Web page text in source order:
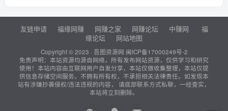
友链申请 福缘网赚 网赚之家 网赚论坛 中赚网
福
缘论坛
网站地图
Copyright © 2023 · 吾图资源网 闽ICP备17000249号-2
免责声明：本站资源均源自网络，所有发布网站资源，仅供学习和研究
使用！本站内容由互联网用户自发分享，本站仅做收集整理，本站仅提
供信息存储空间服务，不拥有所有权，不承担相关法律责任。如发现本
站有涉嫌抄袭侵权/违法违规的内容， 请底部联系方式私聊，一经查实，
本站将立刻删除。